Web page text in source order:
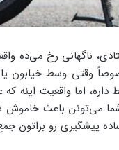
ناگهانی رخ می‌ده
وقتی وسط خیابون یا
اما واقعیت اینه
می‌تونن باعث
پیشگیری رو براتون